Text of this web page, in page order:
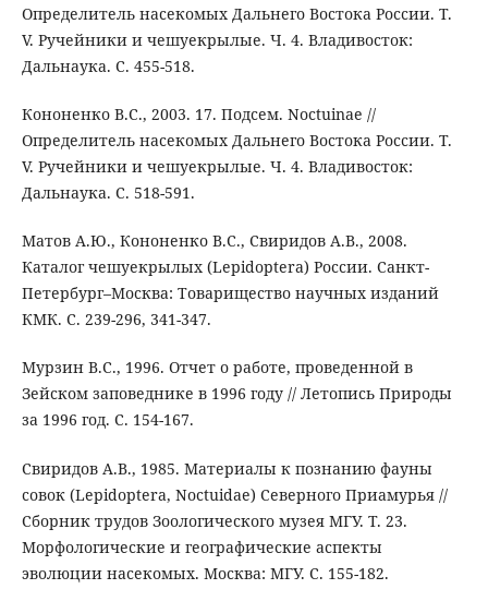
Определитель насекомых Дальнего Востока России. Т.
V. Ручейники и чешуекрылые. Ч. 4. Владивосток:
Дальнаука. С. 455-518.
Кононенко В.С., 2003. 17. Подсем. Noctuinae //
Определитель насекомых Дальнего Востока России. Т.
V. Ручейники и чешуекрылые. Ч. 4. Владивосток:
Дальнаука. С. 518-591.
Матов А.Ю., Кононенко В.С., Свиридов А.В., 2008.
Каталог чешуекрылых (Lepidoptera) России. Санкт-
Петербург–Москва: Товарищество научных изданий
КМК. С. 239-296, 341-347.
Мурзин В.С., 1996. Отчет о работе, проведенной в
Зейском заповеднике в 1996 году // Летопись Природы
за 1996 год. С. 154-167.
Свиридов А.В., 1985. Материалы к познанию фауны
совок (Lepidoptera, Noctuidae) Северного Приамурья //
Сборник трудов Зоологического музея МГУ. Т. 23.
Морфологические и географические аспекты
эволюции насекомых. Москва: МГУ. С. 155-182.